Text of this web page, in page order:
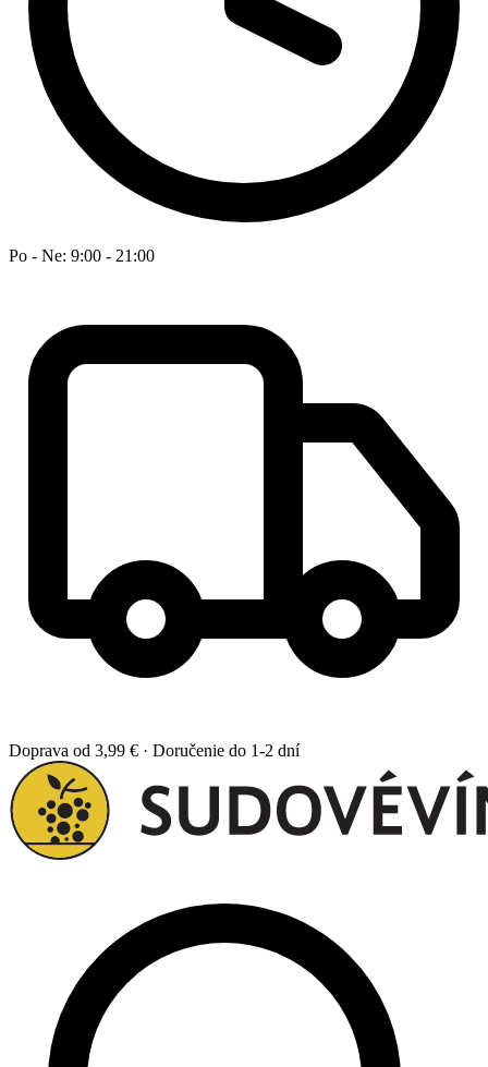
Po - Ne: 9:00 - 21:00
Doprava od 3,99 € · Doručenie do 1-2 dní